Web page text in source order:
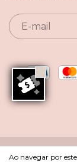
Ao navegar por
Copyright